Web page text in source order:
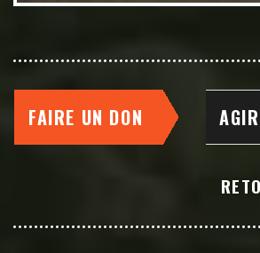
FAIRE UN DON